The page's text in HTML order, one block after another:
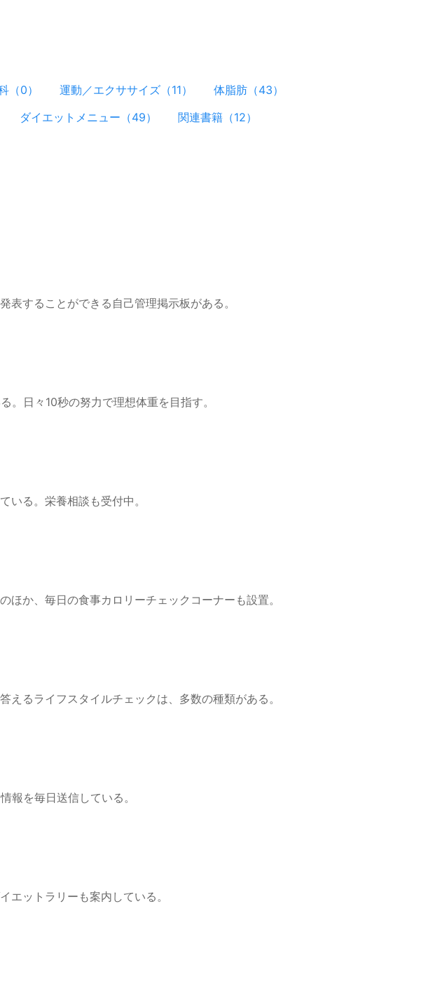
（0） 運動／エクササイズ（11）
体脂肪（43）
ダイエットメニュー（49）
関連書籍（12）
することができる自己管理掲示板がある。
。日々10秒の努力で理想体重を目指す。
いる。栄養相談も受付中。
か、毎日の食事カロリーチェックコーナーも設置。
るライフスタイルチェックは、多数の種類がある。
報を毎日送信している。
エットラリーも案内している。